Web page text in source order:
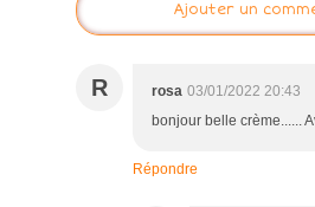
Ajouter un
R rosa 03/01/2022 20:43
bonjour belle crème......
Répondre